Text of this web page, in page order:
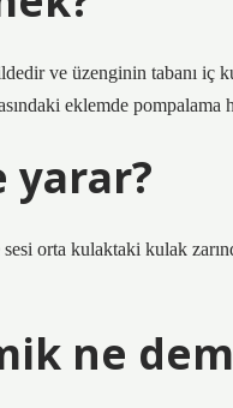
ve üzenginin tabanı iç
eklemde
yarar?
orta kulaktaki kulak
ne